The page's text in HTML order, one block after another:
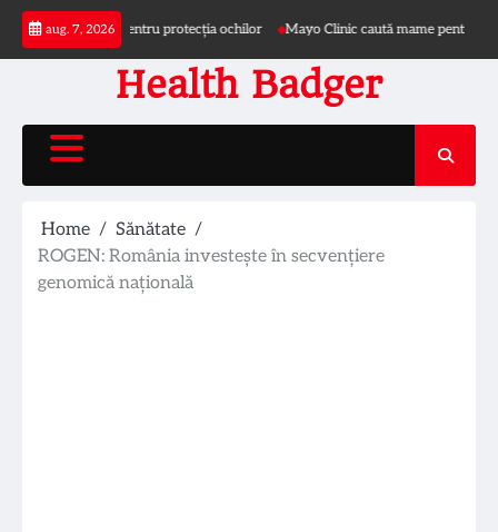
Skip
content
aug. 7, 2026
și pălărie pentru protecția ochilor Mayo Clinic caută mame pentru studiu
Health Badger
Home
Sănătate
ROGEN: România investește în secvențiere
genomică națională